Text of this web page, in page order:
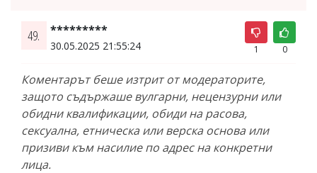
49. *********
30.05.2025 21:55:24 1 0
Коментарът беше изтрит от модераторите,
защото съдържаше вулгарни, нецензурни или
обидни квалификации, обиди на расова,
сексуална, етническа или верска основа или
призиви към насилие по адрес на конкретни
лица.